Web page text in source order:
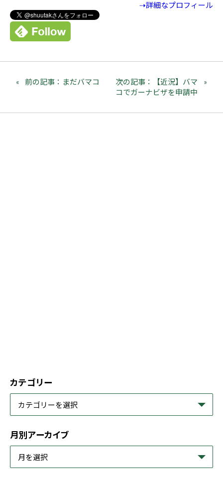
⇢詳細なプロフィール
前の記事：まだバマコ
次の記事：【近況】バマ
コでガーナビザを申請中
カテゴリー
月別アーカイブ